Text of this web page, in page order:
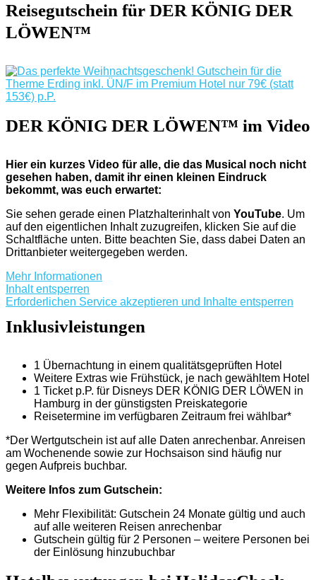
Reisegutschein für DER KÖNIG DER
LÖWEN™
DER KÖNIG DER LÖWEN™ im Video
Hier ein kurzes Video für alle, die das Musical noch nicht
gesehen haben, damit ihr einen kleinen Eindruck
bekommt, was euch erwartet:
Sie sehen gerade einen Platzhalterinhalt von YouTube. Um
auf den eigentlichen Inhalt zuzugreifen, klicken Sie auf die
Schaltfläche unten. Bitte beachten Sie, dass dabei Daten an
Drittanbieter weitergegeben werden.
Mehr Informationen
Inhalt entsperren
Erforderlichen Service akzeptieren und Inhalte entsperren
Inklusivleistungen
1 Übernachtung in einem qualitätsgeprüften Hotel
Weitere Extras wie Frühstück, je nach gewähltem Hotel
1 Ticket p.P. für Disneys DER KÖNIG DER LÖWEN in
Hamburg in der günstigsten Preiskategorie
Reisetermine im verfügbaren Zeitraum frei wählbar*
*Der Wertgutschein ist auf alle Daten anrechenbar. Anreisen
am Wochenende sowie zur Hochsaison sind häufig nur
gegen Aufpreis buchbar.
Weitere Infos zum Gutschein:
Mehr Flexibilität: Gutschein 24 Monate gültig und auch
auf alle weiteren Reisen anrechenbar
Gutschein gültig für 2 Personen – weitere Personen bei
der Einlösung hinzubuchbar